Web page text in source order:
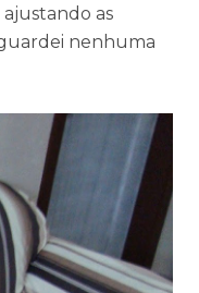
as
nenhuma